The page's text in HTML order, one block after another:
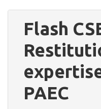
Flash
PAEC